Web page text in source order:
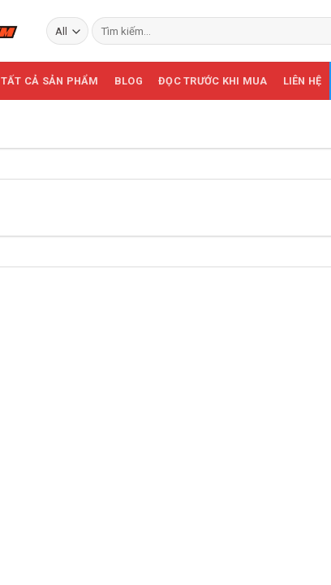
Tìm
kiếm:
TẤT CẢ SẢN PHẨM BLOG ĐỌC TRƯỚC KHI MUA LIÊN HỆ